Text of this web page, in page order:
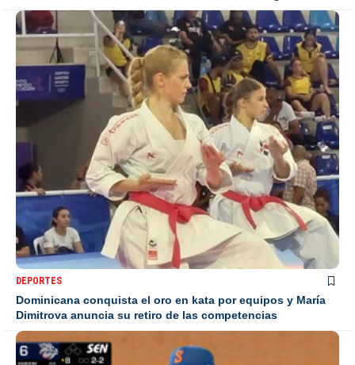
DEPORTES
Dominicana conquista el oro en kata por equipos y María
Dimitrova anuncia su retiro de las competencias